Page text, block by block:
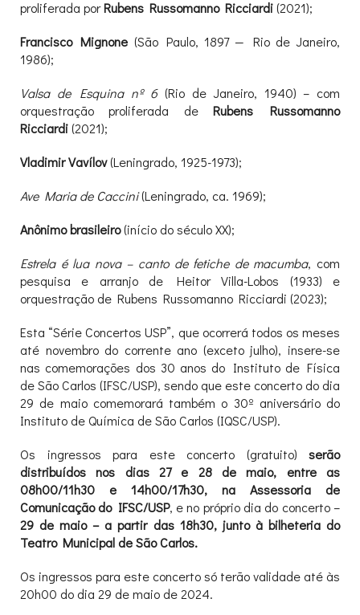
proliferada porRubens Russomanno Ricciardi(2021);
Francisco Mignone (São Paulo, 1897 — Rio de Janeiro,
1986);
Valsa de Esquina nº 6(Rio de Janeiro, 1940) – com
orquestração proliferada de Rubens Russomanno
Ricciardi(2021);
Vladimir Vavílov(Leningrado, 1925-1973);
Ave Maria de Caccini(Leningrado, ca. 1969);
Anônimo brasileiro(início do século XX);
Estrela é lua nova – canto de fetiche de macumba, com
pesquisa e arranjo de Heitor Villa-Lobos (1933) e
orquestração de Rubens Russomanno Ricciardi (2023);
Esta “Série Concertos USP”, que ocorrerá todos os meses
até novembro do corrente ano (exceto julho), insere-se
nas comemorações dos 30 anos do Instituto de Física
de São Carlos (IFSC/USP), sendo que este concerto do dia
29 de maio comemorará também o 30º aniversário do
Instituto de Química de São Carlos (IQSC/USP).
Os ingressos para este concerto (gratuito) serão
distribuídos nos dias 27 e 28 de maio, entre as
08h00/11h30 e 14h00/17h30, na Assessoria de
Comunicação do IFSC/USP, e no próprio dia do concerto –
29 de maio – a partir das 18h30, junto à bilheteria do
Teatro Municipal de São Carlos.
Os ingressos para este concerto só terão validade até às
20h00 do dia 29 de maio de 2024.